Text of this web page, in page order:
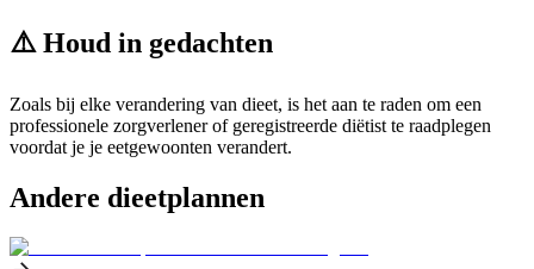
⚠️ Houd in gedachten
Zoals bij elke verandering van dieet, is het aan te raden om een
professionele zorgverlener of geregistreerde diëtist te raadplegen
voordat je je eetgewoonten verandert.
Andere dieetplannen